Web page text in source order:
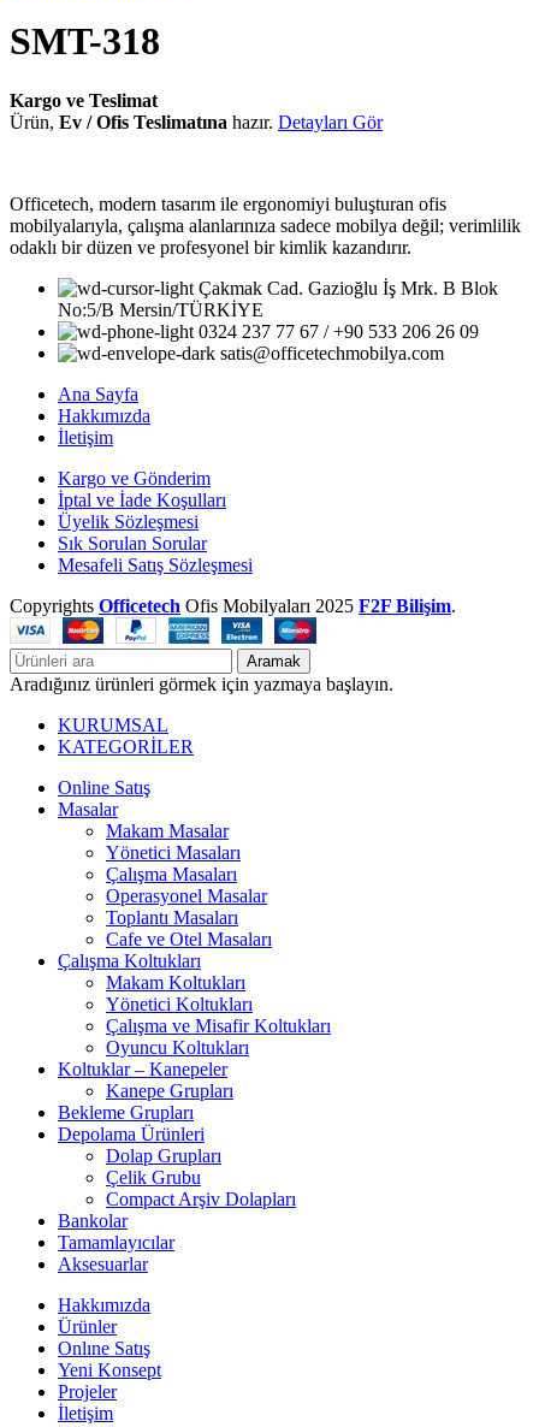
SMT-318
Kargo ve Teslimat
Ürün, Ev / Ofis Teslimatına hazır. Detayları Gör
Officetech, modern tasarım ile ergonomiyi buluşturan ofis
mobilyalarıyla, çalışma alanlarınıza sadece mobilya değil; verimlilik
odaklı bir düzen ve profesyonel bir kimlik kazandırır.
Çakmak Cad. Gazioğlu İş Mrk. B Blok
No:5/B Mersin/TÜRKİYE
0324 237 77 67 / +90 533 206 26 09
satis@officetechmobilya.com
Ana Sayfa
Hakkımızda
İletişim
Kargo ve Gönderim
İptal ve İade Koşulları
Üyelik Sözleşmesi
Sık Sorulan Sorular
Mesafeli Satış Sözleşmesi
Copyrights Officetech Ofis Mobilyaları 2025 F2F Bilişim.
Aramak
Aradığınız ürünleri görmek için yazmaya başlayın.
KURUMSAL
KATEGORİLER
Online Satış
Masalar
Makam Masalar
Yönetici Masaları
Çalışma Masaları
Operasyonel Masalar
Toplantı Masaları
Cafe ve Otel Masaları
Çalışma Koltukları
Makam Koltukları
Yönetici Koltukları
Çalışma ve Misafir Koltukları
Oyuncu Koltukları
Koltuklar – Kanepeler
Kanepe Grupları
Bekleme Grupları
Depolama Ürünleri
Dolap Grupları
Çelik Grubu
Compact Arşiv Dolapları
Bankolar
Tamamlayıcılar
Aksesuarlar
Hakkımızda
Ürünler
Onlıne Satış
Yeni Konsept
Projeler
İletişim